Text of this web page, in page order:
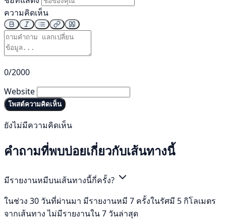
ความคิดเห็น
0/2000
Website
โพสต์ความคิดเห็น
ยังไม่มีความคิดเห็น
คำถามที่พบบ่อยเกี่ยวกับเส้นทางนี้
มีรายงานหมีบนเส้นทางนี้กี่ครั้ง?
ในช่วง 30 วันที่ผ่านมา มีรายงานหมี 7 ครั้งในรัศมี 5 กิโลเมตร
จากเส้นทาง ไม่มีรายงานใน 7 วันล่าสุด